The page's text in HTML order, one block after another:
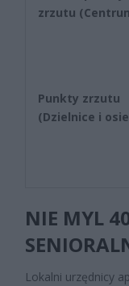
zrzutu
Punkty zrzutu
(Dzielnice i
NIE MYL
Lokalni urzędnicy